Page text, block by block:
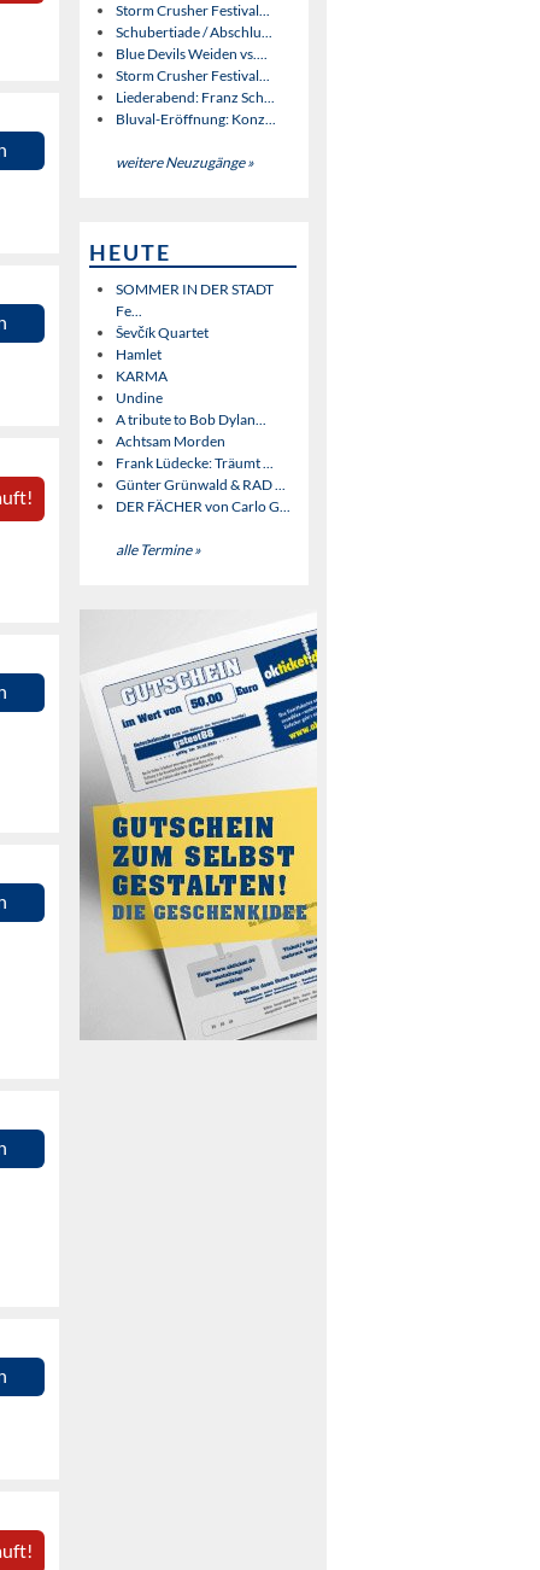
Storm Crusher Festival...
Schubertiade / Abschlu...
Blue Devils Weiden vs....
Storm Crusher Festival...
Liederabend: Franz Sch...
Bluval-Eröffnung: Konz...
weitere Neuzugänge »
HEUTE
SOMMER IN DER STADT
Fe...
Ševčík Quartet
Hamlet
KARMA
Undine
A tribute to Bob Dylan...
Achtsam Morden
Frank Lüdecke: Träumt ...
Günter Grünwald & RAD ...
DER FÄCHER von Carlo G...
alle Termine »